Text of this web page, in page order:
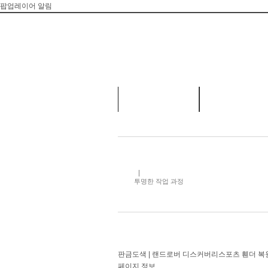
팝업레이어 알림
투명한 작업 과정
판금도색 | 랜드로버 디스커버리스포츠 휀더 복
페이지 정보